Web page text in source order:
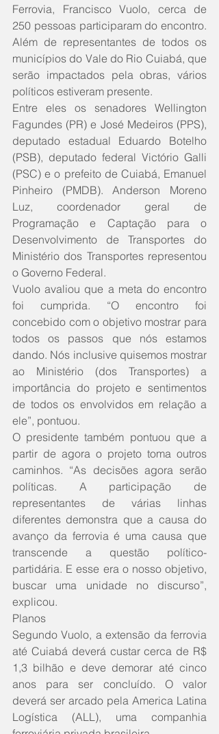
Ferrovia, Francisco Vuolo, cerca de
250 pessoas participaram do encontro.
Além de representantes de todos os
municípios do Vale do Rio Cuiabá, que
serão impactados pela obras, vários
políticos estiveram presente.
Entre eles os senadores Wellington
Fagundes (PR) e José Medeiros (PPS),
deputado estadual Eduardo Botelho
(PSB), deputado federal Victório Galli
(PSC) e o prefeito de Cuiabá, Emanuel
Pinheiro (PMDB). Anderson Moreno
Luz, coordenador geral de
Programação e Captação para o
Desenvolvimento de Transportes do
Ministério dos Transportes representou
o Governo Federal.
Vuolo avaliou que a meta do encontro
foi cumprida. “O encontro foi
concebido com o objetivo mostrar para
todos os passos que nós estamos
dando. Nós inclusive quisemos mostrar
ao Ministério (dos Transportes) a
importância do projeto e sentimentos
de todos os envolvidos em relação a
ele”, pontuou.
O presidente também pontuou que a
partir de agora o projeto toma outros
caminhos. “As decisões agora serão
políticas. A participação de
representantes de várias linhas
diferentes demonstra que a causa do
avanço da ferrovia é uma causa que
transcende a questão político-
partidária. E esse era o nosso objetivo,
buscar uma unidade no discurso”,
explicou.
Planos
Segundo Vuolo, a extensão da ferrovia
até Cuiabá deverá custar cerca de R$
1,3 bilhão e deve demorar até cinco
anos para ser concluído. O valor
deverá ser arcado pela America Latina
Logística (ALL), uma companhia